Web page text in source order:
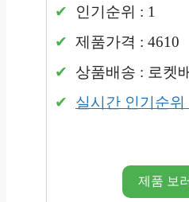
인기순위 : 1
제품가격 : 4610
상품배송 : 로켓
실시간 인기순위
제품 보